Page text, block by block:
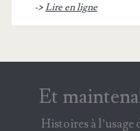
->Lire en ligne
Et
Histoires à l’usage